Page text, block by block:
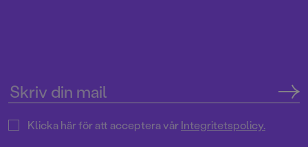
Klicka här för att acceptera vårIntegritetspolicy.